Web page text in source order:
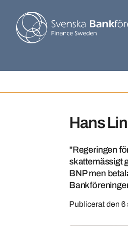
Hans
"Regeringen
skattemässigt
BNP men
Publicerat den 6